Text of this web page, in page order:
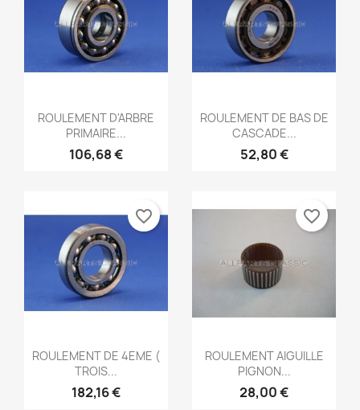
 Aperçu rapide
ROULEMENT D'ARBRE
PRIMAIRE...
106,68 €
 Aperçu rapide
ROULEMENT DE BAS DE
CASCADE...
52,80 €
 Aperçu rapide
ROULEMENT DE 4EME (
TROIS...
182,16 €
favorite_border
Aperçu rapide
ROULEMENT AIGUILLE
PIGNON...
28,00 €
favorite_border